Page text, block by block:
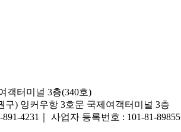
객터미널 3층(340호)
) 잉커우항 3호문 국제여객터미널 3층
4231 사업자 등록번호 : 101-81-89855